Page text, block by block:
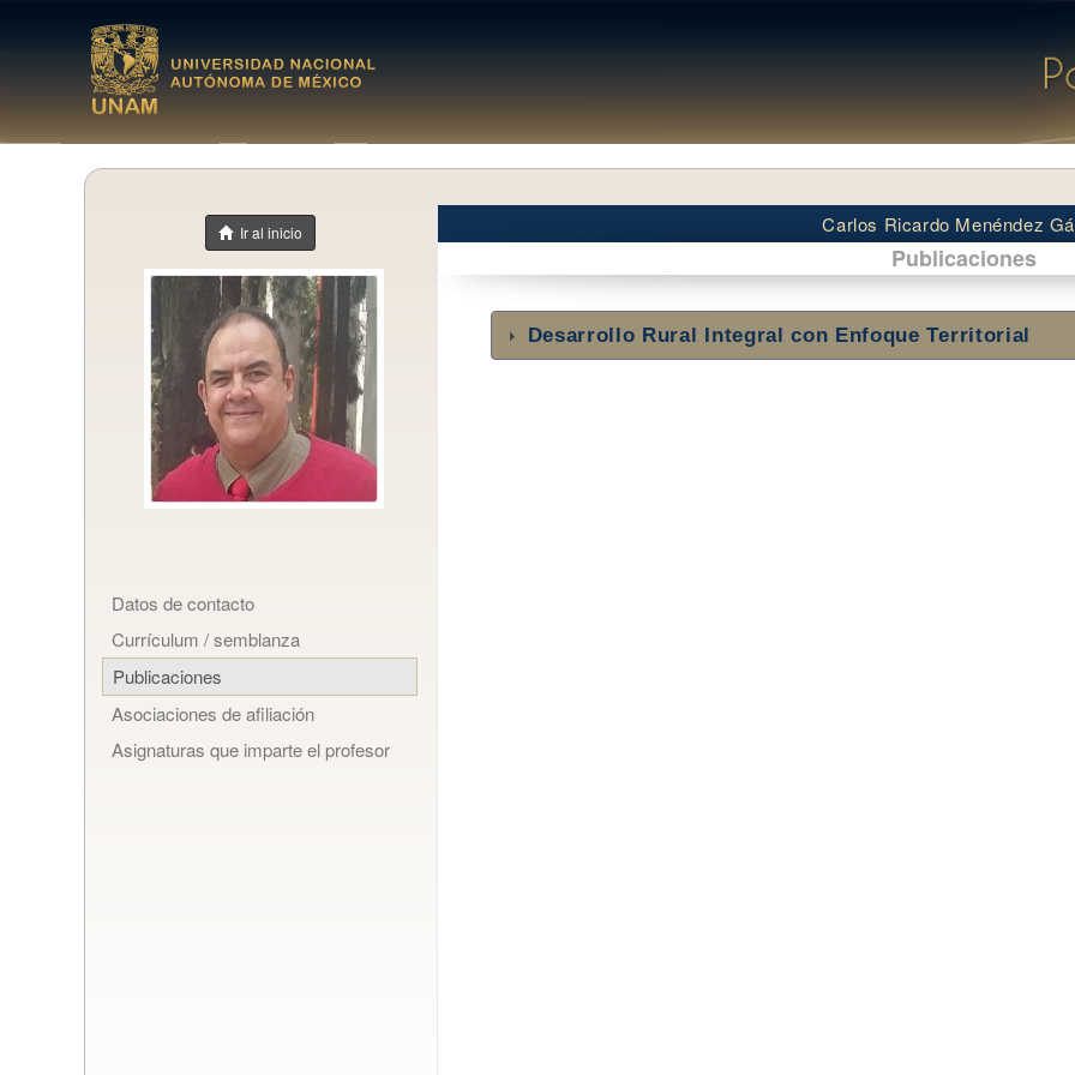
Ir al inicio
Datos de contacto
Currículum / semblanza
Publicaciones
Asociaciones de afiliación
Asignaturas que imparte el profesor
Carlos Ricardo Menéndez
Publicaciones
Desarrollo Rural Integral con Enfoque Territorial